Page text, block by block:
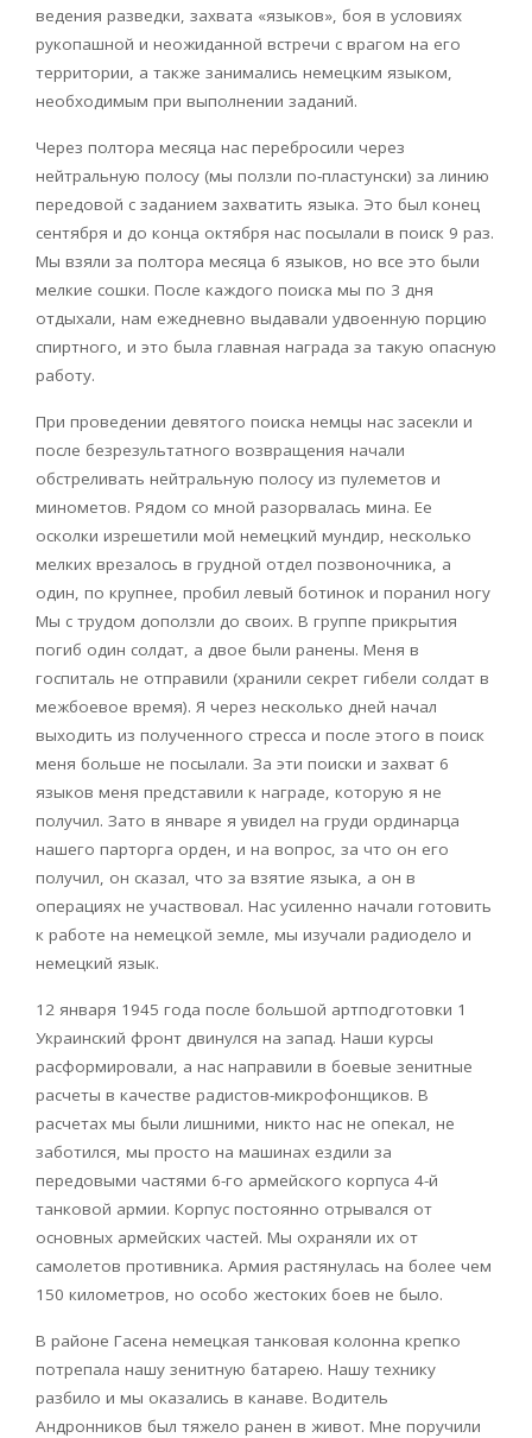
ведения разведки, захвата «языков», боя в условиях
рукопашной и неожиданной встречи с врагом на его
территории, а также занимались немецким языком,
необходимым при выполнении заданий.
Через полтора месяца нас перебросили через
нейтральную полосу (мы ползли по-пластунски) за линию
передовой с заданием захватить языка. Это был конец
сентября и до конца октября нас посылали в поиск 9 раз.
Мы взяли за полтора месяца 6 языков, но все это были
мелкие сошки. После каждого поиска мы по 3 дня
отдыхали, нам ежедневно выдавали удвоенную порцию
спиртного, и это была главная награда за такую опасную
работу.
При проведении девятого поиска немцы нас засекли и
после безрезультатного возвращения начали
обстреливать нейтральную полосу из пулеметов и
минометов. Рядом со мной разорвалась мина. Ее
осколки изрешетили мой немецкий мундир, несколько
мелких врезалось в грудной отдел позвоночника, а
один, по крупнее, пробил левый ботинок и поранил ногу
Мы с трудом доползли до своих. В группе прикрытия
погиб один солдат, а двое были ранены. Меня в
госпиталь не отправили (хранили секрет гибели солдат в
межбоевое время). Я через несколько дней начал
выходить из полученного стресса и после этого в поиск
меня больше не посылали. За эти поиски и захват 6
языков меня представили к награде, которую я не
получил. Зато в январе я увидел на груди ординарца
нашего парторга орден, и на вопрос, за что он его
получил, он сказал, что за взятие языка, а он в
операциях не участвовал. Нас усиленно начали готовить
к работе на немецкой земле, мы изучали радиодело и
немецкий язык.
12 января 1945 года после большой артподготовки 1
Украинский фронт двинулся на запад. Наши курсы
расформировали, а нас направили в боевые зенитные
расчеты в качестве радистов-микрофонщиков. В
расчетах мы были лишними, никто нас не опекал, не
заботился, мы просто на машинах ездили за
передовыми частями 6-го армейского корпуса 4-й
танковой армии. Корпус постоянно отрывался от
основных армейских частей. Мы охраняли их от
самолетов противника. Армия растянулась на более чем
150 километров, но особо жестоких боев не было.
В районе Гасена немецкая танковая колонна крепко
потрепала нашу зенитную батарею. Нашу технику
разбило и мы оказались в канаве. Водитель
Андронников был тяжело ранен в живот. Мне поручили